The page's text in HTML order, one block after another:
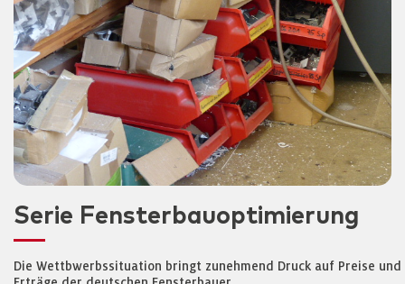
Serie Fensterbauoptimierung
Die Wettbwerbssituation bringt zunehmend Druck auf Preise und